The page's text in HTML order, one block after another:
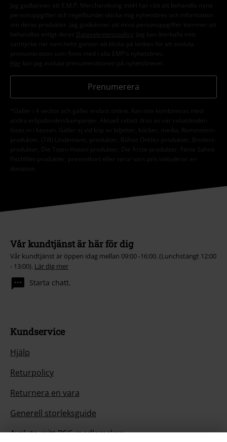
Jag godkänner att E.M.P. Merchandising mbH har rätt att behandla mina
personuppgifter och regelbundet skicka mig nyhetsbrev och information
om deras produkter. Jag godkänner att mina personuppgifter kommer att
behandlas enligt deras
Datasekretesspolicy
. Jag kan återkalla mitt
samtycke när som helst genom att klicka på länken för att avsluta
prenumeration som finns med i alla EMP:s nyhetsbrev.
Här kan jag avsluta prenumerationen på nyhetsbrevet.
Prenumerera
*Gäller i 4 veckor och gäller endast online. Kan inte kombineras med
andra erbjudanden/kampanjer. Aktuell rabatt dras av när rabattkoden
löses in i kassan. Gäller ej vid köp av biljetter, böcker, media, Rammstein-
produkter, (Till) Lindemann,-produkter, Böhse Onklez-produkter, Broilers-
produkter, Die Toten Hosen-produkter, Die Ärzte-produkter, Feine Sahne
Fischfilet-produkter, presentkort eller varor vars pris inkluderar en
donation.
Vår kundtjänst är här för dig
Vår kundtjänst är öppen idag mellan 09:00 -16:00. (Lunchstängt 12:00
- 13:00). Lär dig mer
Starta chatt.
Kundservice
Hjälp
Returpolicy
Returnera en vara
Generell storleksguide
Avsluta mitt BSC-medlemskap